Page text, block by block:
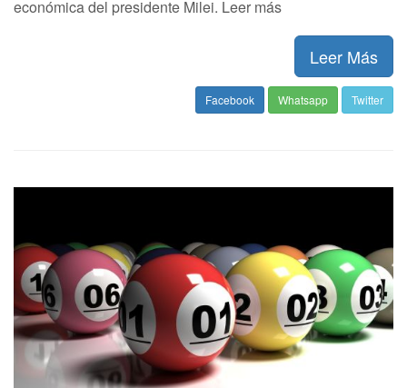
económica del presidente Milei. Leer más
Leer Más
Facebook Whatsapp Twitter